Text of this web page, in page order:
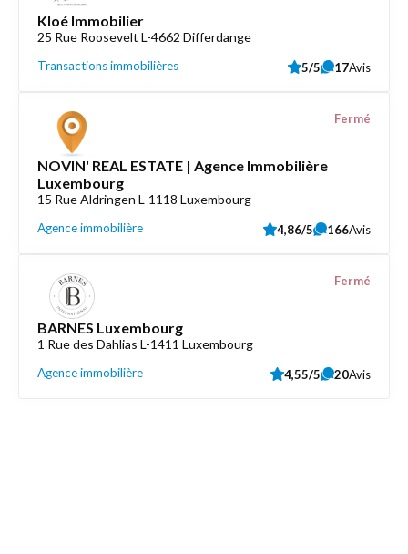
Kloé Immobilier
25 Rue Roosevelt L-4662 Differdange
Transactions immobilières 5/5 17Avis
NOVIN' REAL ESTATE | Agence Immobilière
Luxembourg
15 Rue Aldringen L-1118 Luxembourg
Agence immobilière
Fermé
4,86/5 166Avis
BARNES Luxembourg
1 Rue des Dahlias L-1411 Luxembourg
Agence immobilière
Fermé
4,55/5 20Avis